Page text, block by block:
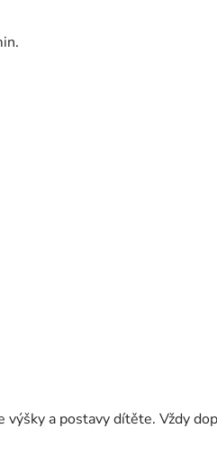
a postavy dítěte. Vždy